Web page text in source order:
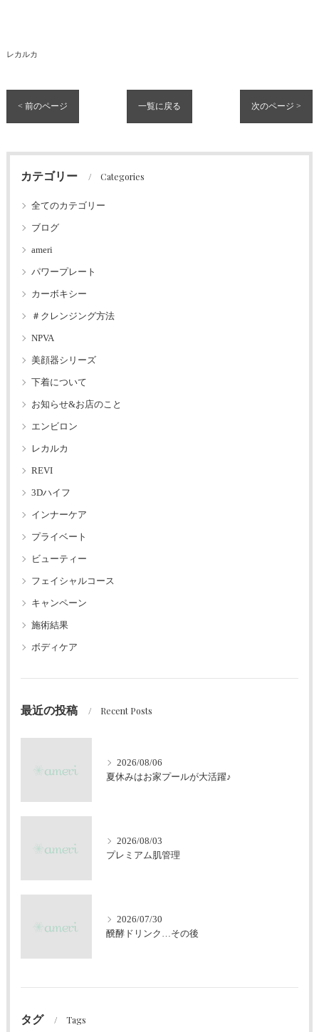
レカルカ
< 前のページ 一覧に戻る 次のページ >
カテゴリー Categories
全てのカテゴリー
ブログ
ameri
パワープレート
カーボキシー
＃クレンジング方法
NPVA
美顔器シリーズ
下着について
お知らせ&お店のこと
エンビロン
レカルカ
REVI
3Dハイフ
インナーケア
プライベート
ビューティー
フェイシャルコース
キャンペーン
施術結果
ボディケア
最近の投稿 Recent Posts
2026/08/06
夏休みはお家プールが大活躍♪
2026/08/03
プレミアム肌管理
2026/07/30
醗酵ドリンク…その後
タグ Tags